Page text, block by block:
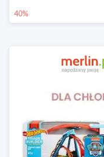
40%